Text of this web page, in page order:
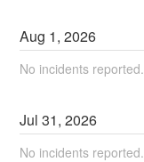
Aug 1,2026
No incidents reported.
Jul31,2026
No incidents reported.